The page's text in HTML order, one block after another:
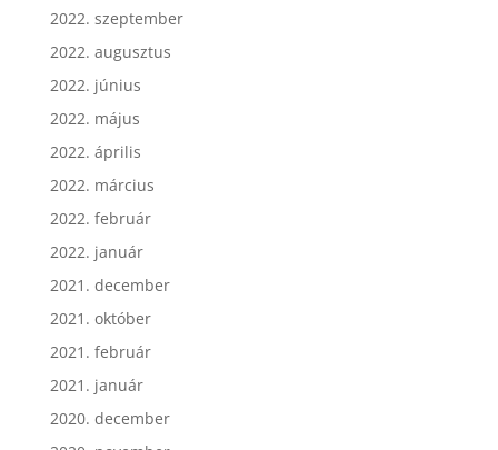
2022. szeptember
2022. augusztus
2022. június
2022. május
2022. április
2022. március
2022. február
2022. január
2021. december
2021. október
2021. február
2021. január
2020. december